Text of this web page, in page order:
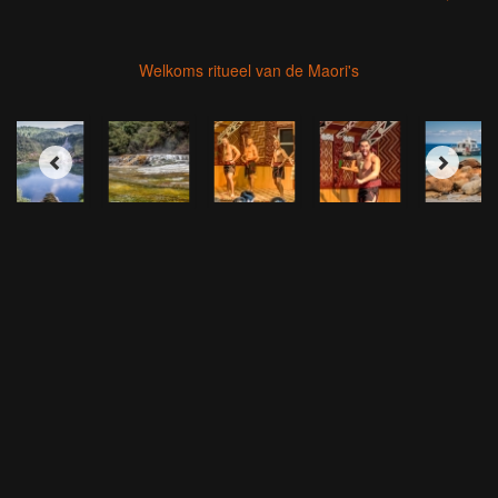
Welkoms ritueel van de Maori's